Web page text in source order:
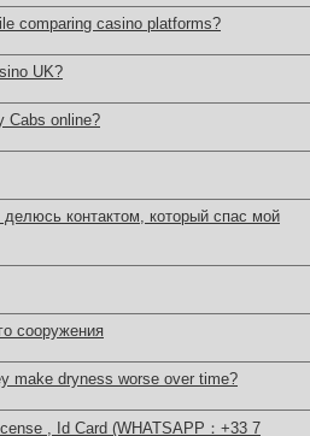
comparing casino platforms?
UK?
Cabs online?
контактом, который спас мой
сооружения
make dryness worse over time?
, Id Card (WHATSAPP：+33 7